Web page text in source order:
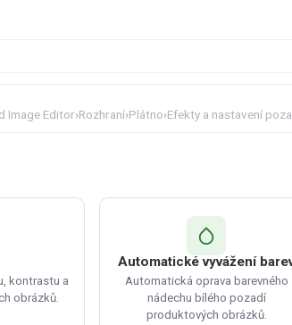
Image Editor›Rozhraní›Plátno›Efekty a nastavení
kontrastu a
obrázků.
Automatické vyvážení
Automatická oprava barevného
nádechu bílého pozadí
produktových obrázků.